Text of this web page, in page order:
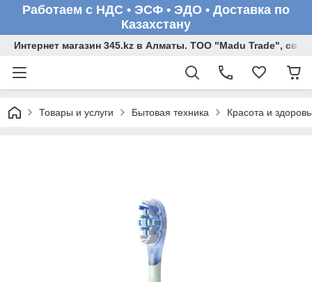
Работаем с НДС • ЭСФ • ЭДО • Доставка по
Казахстану
Интернет магазин 345.kz в Алматы. ТОО "Madu Trade",
Товары и услуги Бытовая техника Красота и